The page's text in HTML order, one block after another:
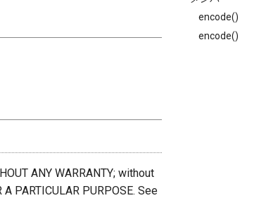
encode()
encode()
ANY WARRANTY; without
PARTICULAR PURPOSE. See